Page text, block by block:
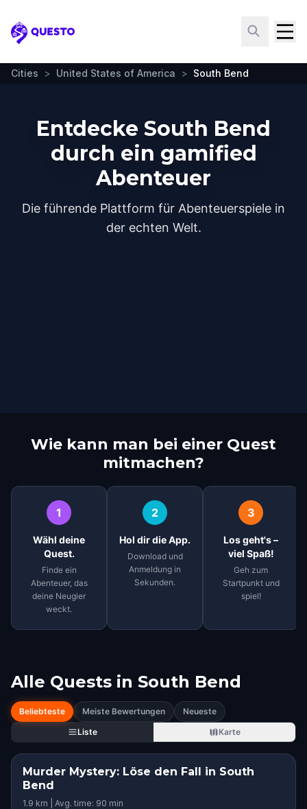
Questo
Cities > United States of America > South Bend
Entdecke South Bend
durch ein gamified
Abenteuer
Die führende Plattform für Abenteuerspiele in
der echten Welt.
Wie kann man bei einer Quest
mitmachen?
1
Wähl deine
Quest.
Finde ein
Abenteuer, das
deine Neugier
weckt.
2
Hol dir die App.
Download und
Anmeldung in
Sekunden.
3
Los geht's –
viel Spaß!
Geh zum
Startpunkt und
spiel!
Alle Quests in South Bend
Beliebteste Meiste Bewertungen
Neueste
Liste
Karte
Murder Mystery: Löse den Fall in South
Bend
1.9 km | Avg. time: 90 min